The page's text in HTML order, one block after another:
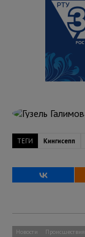
ТЕГИ Кингисепп
Новости Происшествия